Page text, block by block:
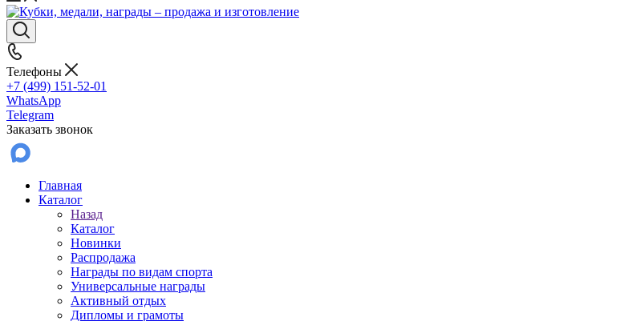
Телефоны
+7 (499) 151-52-01
WhatsApp
Telegram
Заказать звонок
Главная
Каталог
Назад
Каталог
Новинки
Распродажа
Награды по видам спорта
Универсальные награды
Активный отдых
Дипломы и грамоты